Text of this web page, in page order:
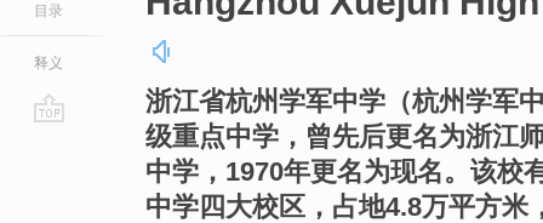
目录
释义
浙江省杭州学军中学（杭州学军
级重点中学，曾先后更名为浙江
中学，1970年更名为现名。该校
中学四大校区，占地4.8万平方米